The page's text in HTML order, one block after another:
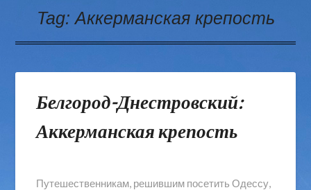
Tag:Аккерманская крепость
Белгород-Днестровский:
Аккерманская крепость
Путешественникам, решившим посетить Одессу,